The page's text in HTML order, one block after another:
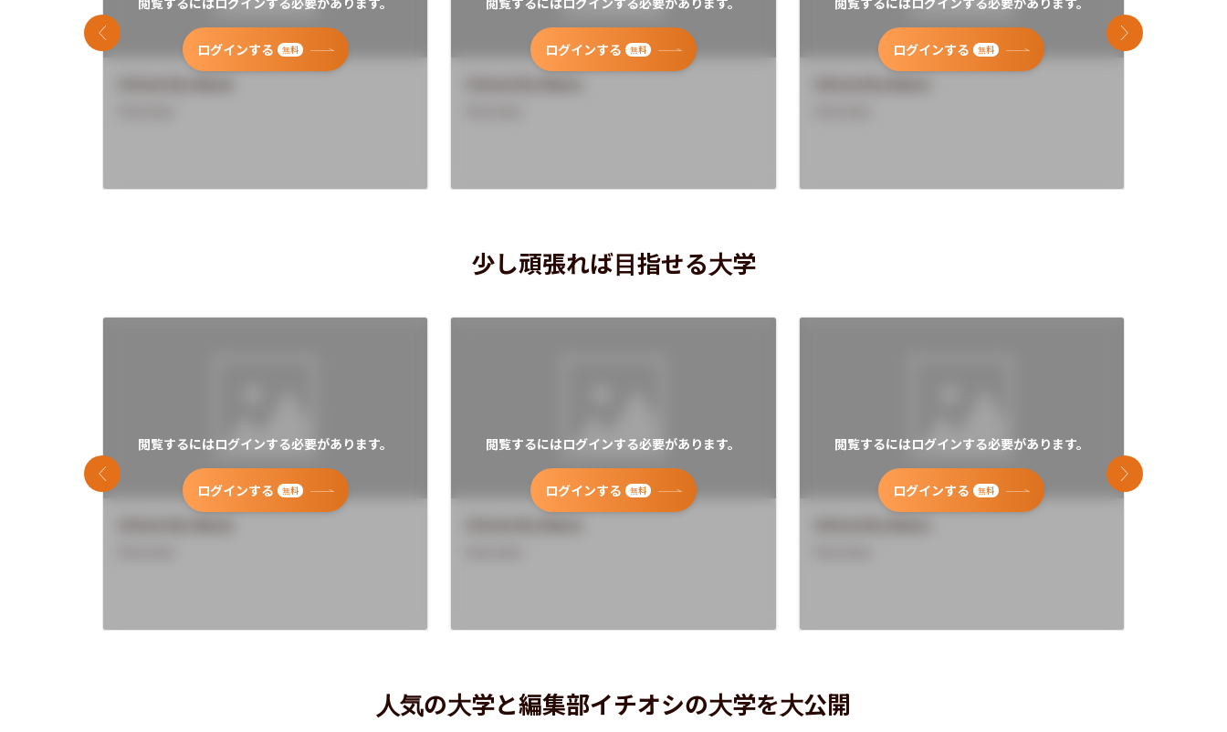
ログインする 無料 ログインする 無料 ログインする 無料
前のスライド 次のスライド
少し頑張れば目指せる大学
閲覧するにはログインする必要があります。
ログインする 無料
閲覧するにはログインする必要があります。
ログインする 無料
閲覧するにはログインする必要があります。
ログインする 無料
前のスライド 次のスライド
人気の大学と編集部イチオシの大学を大公開